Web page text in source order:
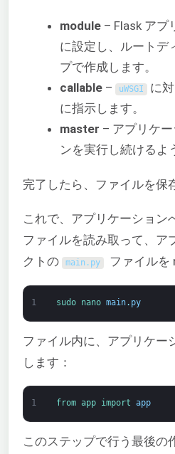
module – Flask アプ
に設定し、ルートデ
プで作成します。
callable – uWSGI に対
に指示します。
master – アプリケ
ンを実行し続けるよ
完了したら、ファイルを保
これで、アプリケーショ
ファイルを読み取って、ア
クトの
main . py ファイルを
1 sudo nano main. py
ファイル内に、アプリケー
します：
1 from app import app
このステップで行う最後の